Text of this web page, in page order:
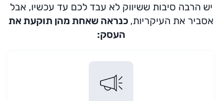
יש הרבה סיבות ששיווק לא עבד לכם עד עכשיו, אבל
אסביר את העיקריות, כנראה שאחת מהן תוקעת את
העסק: